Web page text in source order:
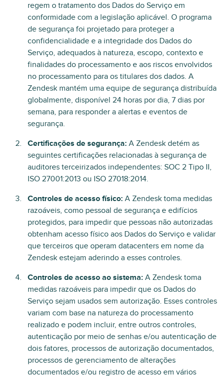
regem o tratamento dos Dados do Serviço em
conformidade com a legislação aplicável. O programa
de segurança foi projetado para proteger a
confidencialidade e a integridade dos Dados do
Serviço, adequados à natureza, escopo, contexto e
finalidades do processamento e aos riscos envolvidos
no processamento para os titulares dos dados. A
Zendesk mantém uma equipe de segurança distribuída
globalmente, disponível 24 horas por dia, 7 dias por
semana, para responder a alertas e eventos de
segurança.
Certificações de segurança: A Zendesk detém as
seguintes certificações relacionadas à segurança de
auditores terceirizados independentes: SOC 2 Tipo II,
ISO 27001:2013 ou ISO 27018:2014.
Controles de acesso físico: A Zendesk toma medidas
razoáveis, como pessoal de segurança e edifícios
protegidos, para impedir que pessoas não autorizadas
obtenham acesso físico aos Dados do Serviço e validar
que terceiros que operam datacenters em nome da
Zendesk estejam aderindo a esses controles.
Controles de acesso ao sistema: A Zendesk toma
medidas razoáveis para impedir que os Dados do
Serviço sejam usados sem autorização. Esses controles
variam com base na natureza do processamento
realizado e podem incluir, entre outros controles,
autenticação por meio de senhas e/ou autenticação de
dois fatores, processos de autorização documentados,
processos de gerenciamento de alterações
documentados e/ou registro de acesso em vários